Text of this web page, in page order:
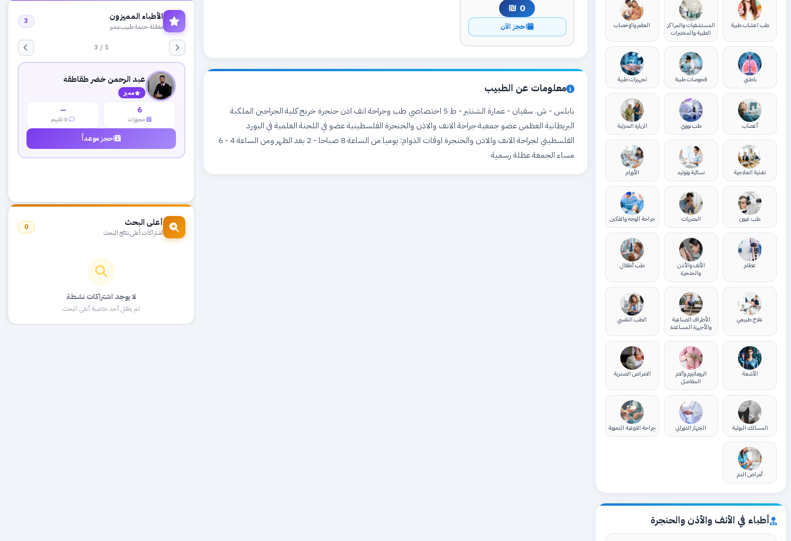
طب اعشاب طبية
المستشفيات والمراكز
الطبية والمختبرات
العقم والإخصاب
باطني فحوصات طبية تجهيزات طبية
أعصاب طب نووي الزيارة المنزلية
تغذية العلاجية نسائية وتوليد الأورام
طب عيون البصريات جراحة الوجه والفكين
عظام
الأنف والأذن
والحنجرة
طب أطفال
علاج طبيعي
الأطراف الصناعية
والأجهزة المساعدة
الطب النفسي
الأشعة
الروماتيزم وآلام
المفاصل
الامراض الصدرية
المسالك البولية الجهاز الدوراني جراحة الاوعية الدموية
أمراض الدم
أطباء في الأنف والأذن والحنجرة
0 ₪
احجز الآن
معلومات عن الطبيب
نابلس - ش. سفيان - عمارة الشنتير - ط 5 اختصاصي طب وجراحة انف اذن حنجرة خريج كلية الجراحين الملكية
البريطانية العظمى عضو جمعية جراحة الانف والاذن والحنجرة الفلسطينية عضو في اللجنة العلمية في البورد
الفلسطيني لجراحة الانف والاذن والحنجرة اوقات الدوام: يوميا من الساعة 8 صباحا - 2 بعد الظهر ومن الساعة 4 - 6
مساء الجمعة عطلة رسمية
الأطباء المميزون
مفعّلة خدمة طبيب مميز
3
1 / 3
عبد الرحمن خضر طقاطقه
مميز
6
حجوزات
—
احجز موعداً
أعلى البحث
اشتراكات أعلى نتائج البحث
0
لا يوجد اشتراكات نشطة
لم يفعّل أحد خاصية أعلى البحث